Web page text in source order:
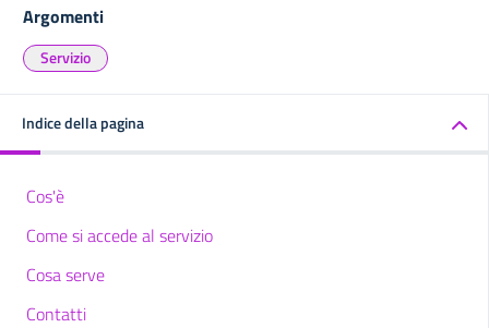
Argomenti
Servizio
Indice della pagina
Cos'è
Come si accede al servizio
Cosa serve
Contatti